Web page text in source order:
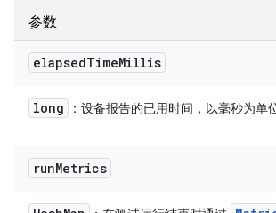
参数
elapsedTimeMillis
long ：设备报告的已用时间，以毫秒为单
runMetrics